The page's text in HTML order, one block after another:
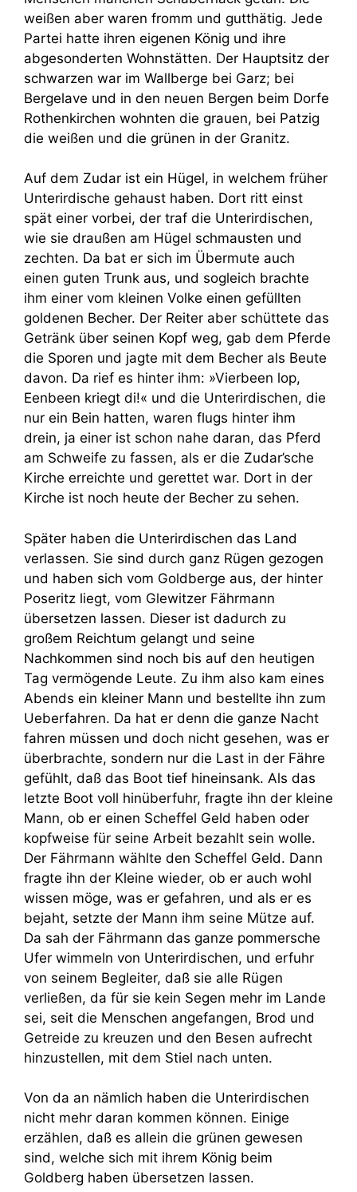
weißen aber waren fromm und gutthätig. Jede
Partei hatte ihren eigenen König und ihre
abgesonderten Wohnstätten. Der Hauptsitz der
schwarzen war im Wallberge bei Garz; bei
Bergelave und in den neuen Bergen beim Dorfe
Rothenkirchen wohnten die grauen, bei Patzig
die weißen und die grünen in der Granitz.
Auf dem Zudar ist ein Hügel, in welchem früher
Unterirdische gehaust haben. Dort ritt einst
spät einer vorbei, der traf die Unterirdischen,
wie sie draußen am Hügel schmausten und
zechten. Da bat er sich im Übermute auch
einen guten Trunk aus, und sogleich brachte
ihm einer vom kleinen Volke einen gefüllten
goldenen Becher. Der Reiter aber schüttete das
Getränk über seinen Kopf weg, gab dem Pferde
die Sporen und jagte mit dem Becher als Beute
davon. Da rief es hinter ihm: »Vierbeen lop,
Eenbeen kriegt di!« und die Unterirdischen, die
nur ein Bein hatten, waren flugs hinter ihm
drein, ja einer ist schon nahe daran, das Pferd
am Schweife zu fassen, als er die Zudar’sche
Kirche erreichte und gerettet war. Dort in der
Kirche ist noch heute der Becher zu sehen.
Später haben die Unterirdischen das Land
verlassen. Sie sind durch ganz Rügen gezogen
und haben sich vom Goldberge aus, der hinter
Poseritz liegt, vom Glewitzer Fährmann
übersetzen lassen. Dieser ist dadurch zu
großem Reichtum gelangt und seine
Nachkommen sind noch bis auf den heutigen
Tag vermögende Leute. Zu ihm also kam eines
Abends ein kleiner Mann und bestellte ihn zum
Ueberfahren. Da hat er denn die ganze Nacht
fahren müssen und doch nicht gesehen, was er
überbrachte, sondern nur die Last in der Fähre
gefühlt, daß das Boot tief hineinsank. Als das
letzte Boot voll hinüberfuhr, fragte ihn der kleine
Mann, ob er einen Scheffel Geld haben oder
kopfweise für seine Arbeit bezahlt sein wolle.
Der Fährmann wählte den Scheffel Geld. Dann
fragte ihn der Kleine wieder, ob er auch wohl
wissen möge, was er gefahren, und als er es
bejaht, setzte der Mann ihm seine Mütze auf.
Da sah der Fährmann das ganze pommersche
Ufer wimmeln von Unterirdischen, und erfuhr
von seinem Begleiter, daß sie alle Rügen
verließen, da für sie kein Segen mehr im Lande
sei, seit die Menschen angefangen, Brod und
Getreide zu kreuzen und den Besen aufrecht
hinzustellen, mit dem Stiel nach unten.
Von da an nämlich haben die Unterirdischen
nicht mehr daran kommen können. Einige
erzählen, daß es allein die grünen gewesen
sind, welche sich mit ihrem König beim
Goldberg haben übersetzen lassen.